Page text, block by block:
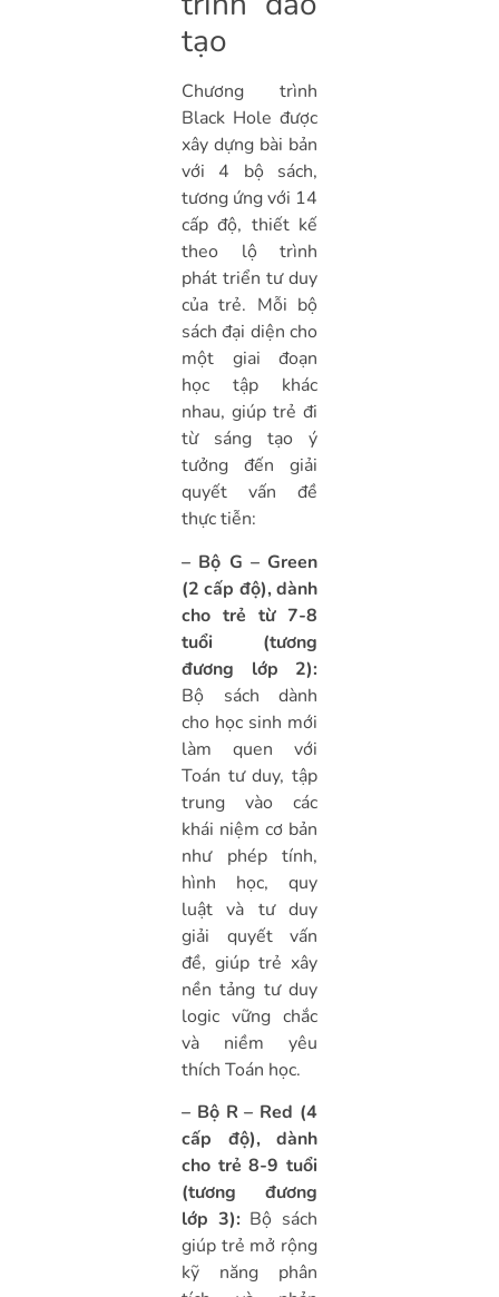
tạo
Chương trình
Black Hole được
xây dựng bài bản
với 4 bộ sách,
tương ứng với 14
cấp độ, thiết kế
theo lộ trình
phát triển tư duy
của trẻ. Mỗi bộ
sách đại diện cho
một giai đoạn
học tập khác
nhau, giúp trẻ đi
từ sáng tạo ý
tưởng đến giải
quyết vấn đề
thực tiễn:
– Bộ G – Green
(2 cấp độ), dành
cho trẻ từ 7-8
tuổi (tương
đương lớp 2):
Bộ sách dành
cho học sinh mới
làm quen với
Toán tư duy, tập
trung vào các
khái niệm cơ bản
như phép tính,
hình học, quy
luật và tư duy
giải quyết vấn
đề, giúp trẻ xây
nền tảng tư duy
logic vững chắc
và niềm yêu
thích Toán học.
– Bộ R – Red (4
cấp độ), dành
cho trẻ 8-9 tuổi
(tương đương
lớp 3): Bộ sách
giúp trẻ mở rộng
kỹ năng phân